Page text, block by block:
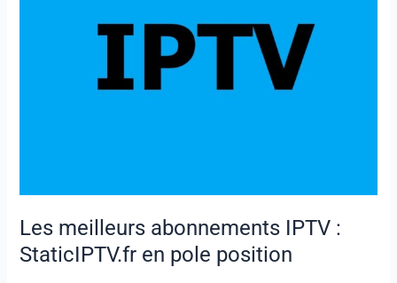
Les meilleurs abonnements IPTV :
StaticIPTV.fr en pole position